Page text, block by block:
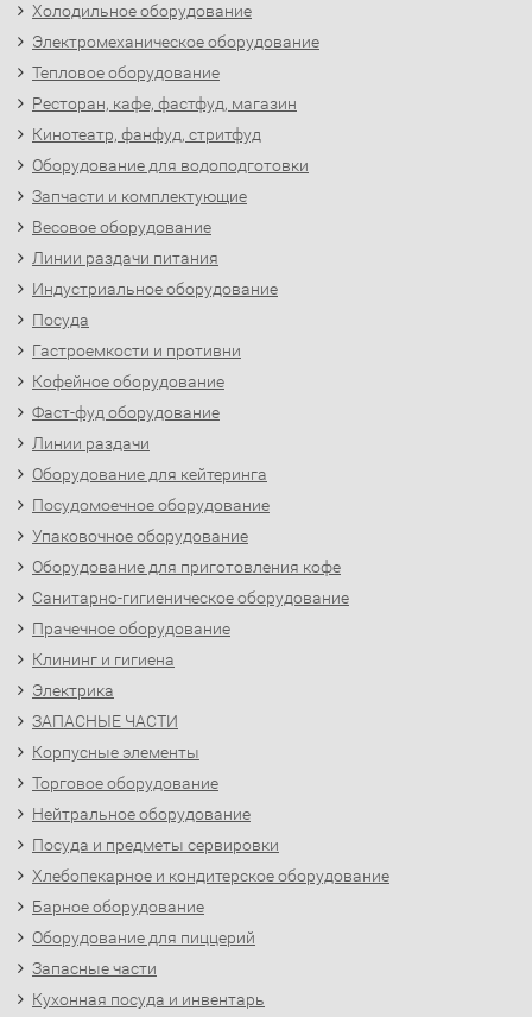
Холодильное оборудование
Электромеханическое оборудование
Тепловое оборудование
Ресторан, кафе, фастфуд, магазин
Кинотеатр, фанфуд, стритфуд
Оборудование для водоподготовки
Запчасти и комплектующие
Весовое оборудование
Линии раздачи питания
Индустриальное оборудование
Посуда
Гастроемкости и противни
Кофейное оборудование
Фаст-фуд оборудование
Линии раздачи
Оборудование для кейтеринга
Посудомоечное оборудование
Упаковочное оборудование
Оборудование для приготовления кофе
Санитарно-гигиеническое оборудование
Прачечное оборудование
Клининг и гигиена
Электрика
ЗАПАСНЫЕ ЧАСТИ
Корпусные элементы
Торговое оборудование
Нейтральное оборудование
Посуда и предметы сервировки
Хлебопекарное и кондитерское оборудование
Барное оборудование
Оборудование для пиццерий
Запасные части
Кухонная посуда и инвентарь